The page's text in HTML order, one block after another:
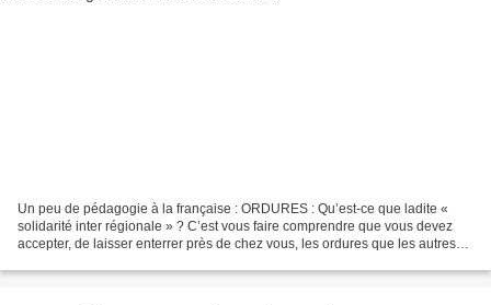
Un peu de pédagogie à la française : ORDURES : Qu’est-ce que ladite «
solidarité inter régionale » ? C’est vous faire comprendre que vous devez
accepter, de laisser enterrer près de chez vous, les ordures que les autres